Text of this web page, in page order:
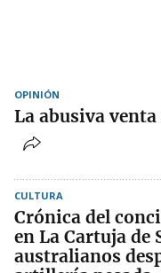
OPINIÓN
La abusiva
CULTURA
Crónica del
en La Cartuja de
australianos